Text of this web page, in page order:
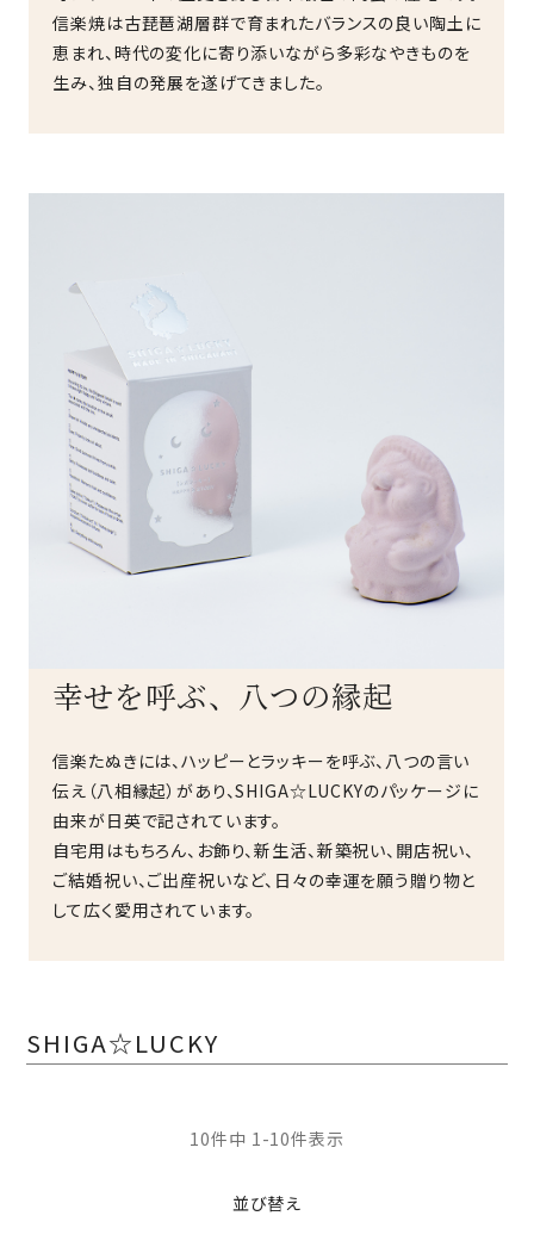
信楽焼は古琵琶湖層群で育まれたバランスの良い陶土に
恵まれ、時代の変化に寄り添いながら多彩なやきものを
生み、独自の発展を遂げてきました。
幸せを呼ぶ、八つの縁起
信楽たぬきには、ハッピーとラッキーを呼ぶ、八つの言い
伝え（八相縁起）があり、SHIGA☆LUCKYのパッケージに
由来が日英で記されています。
自宅用はもちろん、お飾り、新生活、新築祝い、開店祝い、
ご結婚祝い、ご出産祝いなど、日々の幸運を願う贈り物と
して広く愛用されています。
SHIGA☆LUCKY
並び替え
10件中 1 -10件表示